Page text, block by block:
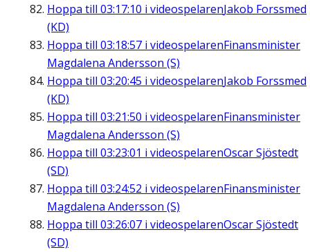
Hoppa till 03:17:10 i videospelarenJakob Forssmed
(KD)
Hoppa till 03:18:57 i videospelarenFinansminister
Magdalena Andersson (S)
Hoppa till 03:20:45 i videospelarenJakob Forssmed
(KD)
Hoppa till 03:21:50 i videospelarenFinansminister
Magdalena Andersson (S)
Hoppa till 03:23:01 i videospelarenOscar Sjöstedt
(SD)
Hoppa till 03:24:52 i videospelarenFinansminister
Magdalena Andersson (S)
Hoppa till 03:26:07 i videospelarenOscar Sjöstedt
(SD)